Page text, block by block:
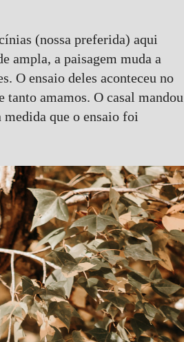
(nossa preferida) aqui
ampla, a paisagem muda a
O ensaio deles aconteceu no
tanto amamos. O casal mandou
que o ensaio foi